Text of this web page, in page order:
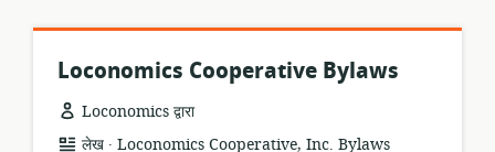
Loconomics Cooperative Bylaws
Loconomics द्वारा
संसाधन
लेख .
प्रकाशक:Loconomics Cooperative, Inc. Bylaws